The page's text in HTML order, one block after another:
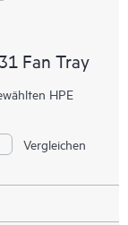
Fan Tray
HPE
Vergleichen